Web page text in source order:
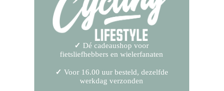
✓ Dé cadeaushop voor
fietsliefhebbers en wielerfanaten
✓ Voor 16.00 uur besteld, dezelfde
werkdag verzonden